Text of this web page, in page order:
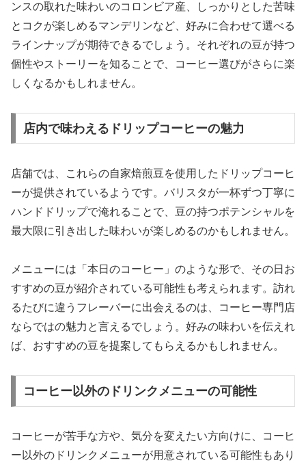
ンスの取れた味わいのコロンビア産、しっかりとした苦味
とコクが楽しめるマンデリンなど、好みに合わせて選べる
ラインナップが期待できるでしょう。それぞれの豆が持つ
個性やストーリーを知ることで、コーヒー選びがさらに楽
しくなるかもしれません。
店内で味わえるドリップコーヒーの魅力
店舗では、これらの自家焙煎豆を使用したドリップコーヒ
ーが提供されているようです。バリスタが一杯ずつ丁寧に
ハンドドリップで淹れることで、豆の持つポテンシャルを
最大限に引き出した味わいが楽しめるのかもしれません。
メニューには「本日のコーヒー」のような形で、その日お
すすめの豆が紹介されている可能性も考えられます。訪れ
るたびに違うフレーバーに出会えるのは、コーヒー専門店
ならではの魅力と言えるでしょう。好みの味わいを伝えれ
ば、おすすめの豆を提案してもらえるかもしれません。
コーヒー以外のドリンクメニューの可能性
コーヒーが苦手な方や、気分を変えたい方向けに、コーヒ
ー以外のドリンクメニューが用意されている可能性もあり